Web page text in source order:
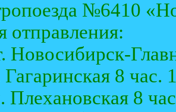
№6410
отправления:
Новосибирск-
8 час.
Плехановская 8